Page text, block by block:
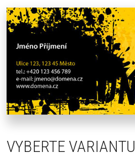
VYBERTE VARIANTU